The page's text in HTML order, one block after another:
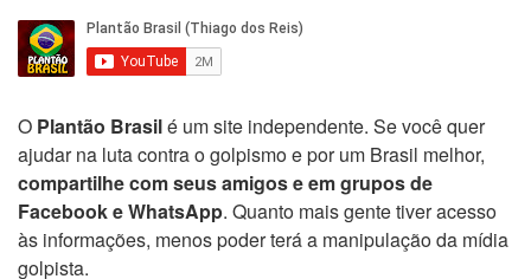
O Plantão Brasilé um site independente. Se você quer
ajudar na luta contra o golpismo e por um Brasil melhor,
compartilhe com seus amigos e em grupos de
Facebook e WhatsApp. Quanto mais gente tiver acesso
às informações, menos poder terá a manipulação da mídia
golpista.